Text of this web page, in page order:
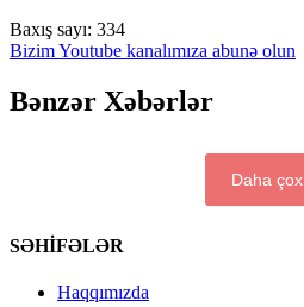
Baxış sayı: 334
Bizim Youtube kanalımıza abunə olun
Bənzər Xəbərlər
Daha çox
SƏHİFƏLƏR
Haqqımızda